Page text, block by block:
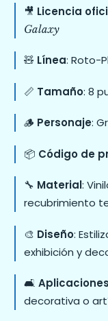
🎥 Licencia
Galaxy
🧸 Línea: Roto-
📏 Tamaño: 8
🪵 Personaje:
📦 Código de
🔧 Material:
recubrimiento
🎨 Diseño:
exhibición y
🛋️ Aplicaciones
decorativa o